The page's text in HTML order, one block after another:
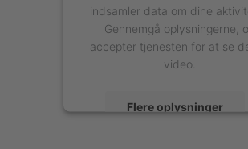
indsamler data om dine
Gennemgå oplysningerne,
accepter tjenesten for at se
video.
Flere oplysninger